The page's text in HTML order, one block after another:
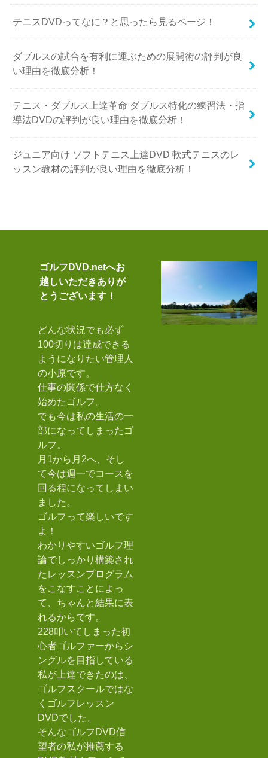
テニスDVDってなに？と思ったら見るページ！
ダブルスの試合を有利に運ぶための展開術の評判が良
い理由を徹底分析！
テニス・ダブルス上達革命 ダブルス特化の練習法・指
導法DVDの評判が良い理由を徹底分析！
ジュニア向け ソフトテニス上達DVD 軟式テニスのレ
ッスン教材の評判が良い理由を徹底分析！
ゴルフDVD.netへお
越しいただきありが
とうございます！
どんな状況でも必ず
100切りは達成できる
ようになりたい管理人
の小原です。
仕事の関係で仕方なく
始めたゴルフ。
でも今は私の生活の一
部になってしまったゴ
ルフ。
月1から月2へ、そし
て今は週一でコースを
回る程になってしまい
ました。
ゴルフって楽しいです
よ！
わかりやすいゴルフ理
論でしっかり構築され
たレッスンプログラム
をこなすことによっ
て、ちゃんと結果に表
れるからです。
228叩いてしまった初
心者ゴルファーからシ
ングルを目指している
私が上達できたのは、
ゴルフスクールではな
くゴルフレッスン
DVDでした。
そんなゴルフDVD信
望者の私が推薦する